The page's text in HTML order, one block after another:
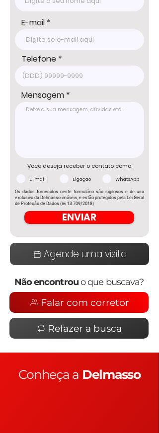
E-mail
Telefone
Mensagem
Você deseja receber o contato como:
E-mail Ligação WhatsApp
Os dados fornecidos neste formulário são sigilosos e de uso
exclusivo da Delmasso imóveis, e estão protegidos pela Lei Geral
de Proteção de Dados (lei 13.709/2018)
ENVIAR
Agende uma visita
Não encontrouo que buscava?
Falar com corretor
Refazer a busca
Conheça a Delmasso